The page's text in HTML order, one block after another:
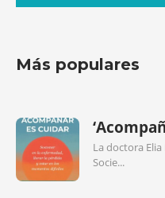
Más populares
La doctora
Socie...